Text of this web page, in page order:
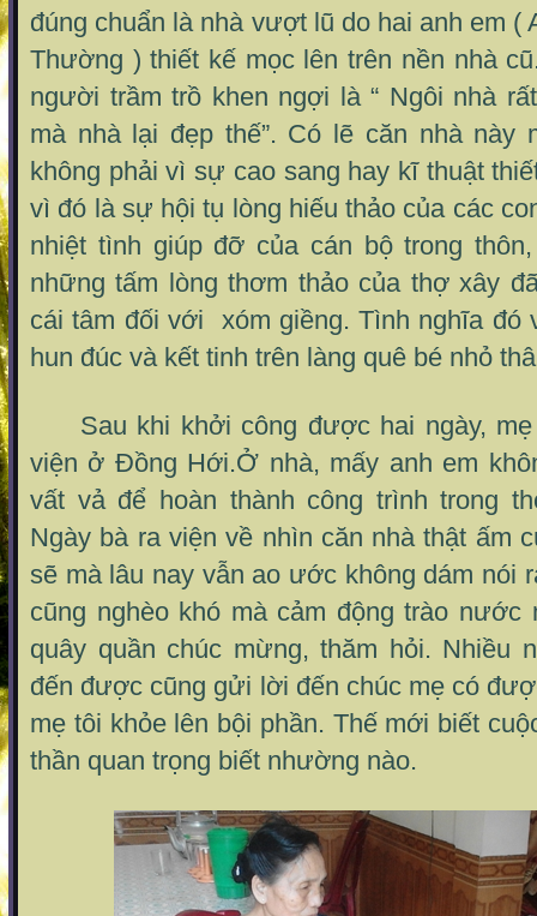
đúng chuẩn là nhà vượt lũ do hai anh em (
Thường ) thiết kế mọc lên trên nền nhà
người trầm trồ khen ngợi là “ Ngôi nhà
mà nhà lại đẹp thế”. Có lẽ căn nhà này
không phải vì sự cao sang hay kĩ thuật
vì đó là sự hội tụ lòng hiếu thảo của các
nhiệt tình giúp đỡ của cán bộ trong
những tấm lòng thơm thảo của thợ xây
cái tâm đối với xóm giềng. Tình nghĩa đó
hun đúc và kết tinh trên làng quê bé nhỏ
Sau khi khởi công được hai ngày, mẹ
viện ở Đồng Hới.Ở nhà, mấy anh em
vất vả để hoàn thành công trình trong
Ngày bà ra viện về nhìn căn nhà thật ấm
sẽ mà lâu nay vẫn ao ước không dám nói
cũng nghèo khó mà cảm động trào nước
quây quần chúc mừng, thăm hỏi. Nhiều
đến được cũng gửi lời đến chúc mẹ có
mẹ tôi khỏe lên bội phần. Thế mới biết
thần quan trọng biết nhường nào.